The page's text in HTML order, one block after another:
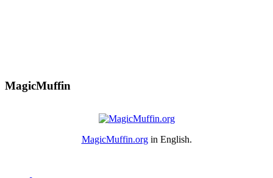
MagicMuffin
MagicMuffin.orgin English.